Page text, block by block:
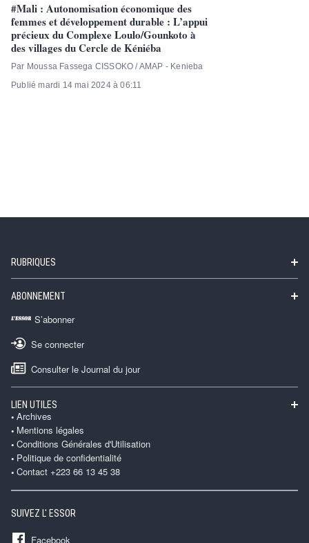
#Mali : Autonomisation économique des
femmes et développement durable : L’appui
précieux du Complexe Loulo/Gounkoto à
des villages du Cercle de Kéniéba
Par Moussa Fassega CISSOKO / AMAP - Kenieba
Publié mardi 14 mai 2024 à 06:11
RUBRIQUES
ABONNEMENT
S’abonner
Se connecter
Consulter le Journal du jour
LIEN UTILES
Archives
Mentions légales
Conditions Générales d'Utilisation
Politique de confidentialité
Contact +223 66 13 45 38
SUIVEZ L' ESSOR
Facebook